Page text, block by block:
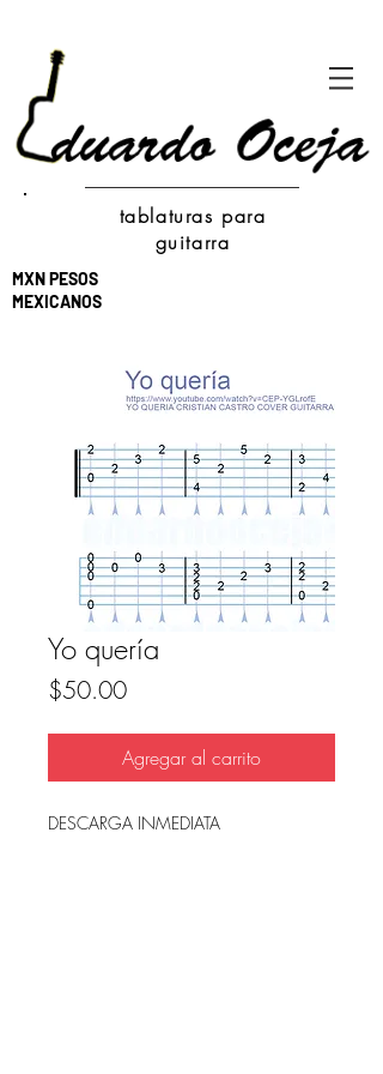
tablaturas para
guitarra
MXN PESOS
MEXICANOS
Yo quería
$50.00Precio
Agregar al carrito
DESCARGA INMEDIATA